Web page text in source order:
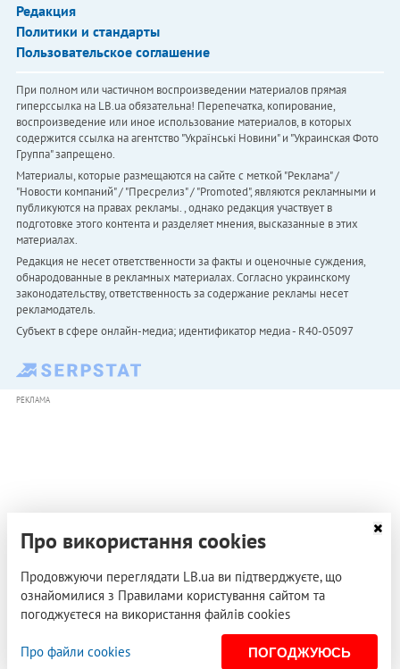
Редакция
Политики и стандарты
Пользовательское соглашение
При полном или частичном воспроизведении материалов прямая
гиперссылка на LB.ua обязательна! Перепечатка, копирование,
воспроизведение или иное использование материалов, в которых
содержится ссылка на агентство "Українськi Новини" и "Украинская Фото
Группа" запрещено.
Материалы, которые размещаются на сайте с меткой "Реклама" /
"Новости компаний" / "Пресрелиз" / "Promoted", являются рекламными и
публикуются на правах рекламы. , однако редакция участвует в
подготовке этого контента и разделяет мнения, высказанные в этих
материалах.
Редакция не несет ответственности за факты и оценочные суждения,
обнародованные в рекламных материалах. Согласно украинскому
законодательству, ответственность за содержание рекламы несет
рекламодатель.
Субъект в сфере онлайн-медиа; идентификатор медиа - R40-05097
РЕКЛАМА
Про використання cookies
Продовжуючи переглядати LB.ua ви підтверджуєте, що
ознайомилися з Правилами користування сайтом та
погоджуєтеся на використання файлів cookies
Про файли cookies ПОГОДЖУЮСЬ